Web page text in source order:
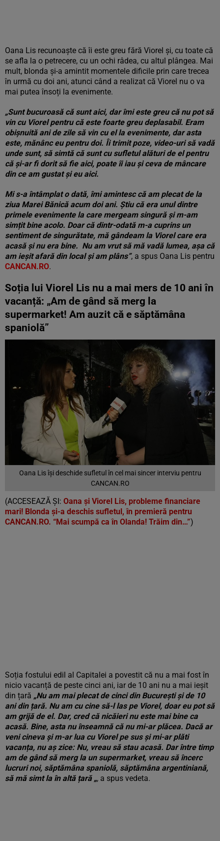
Oana Lis recunoaște că îi este greu fără Viorel și, cu toate că
se afla la o petrecere, cu un ochi râdea, cu altul plângea. Mai
mult, blonda și-a amintit momentele dificile prin care trecea
în urmă cu doi ani, atunci când a realizat că Viorel nu o va
mai putea însoți la evenimente.
„Sunt bucuroasă că sunt aici, dar îmi este greu că nu pot să
vin cu Viorel pentru că este foarte greu deplasabil. Eram
obișnuită ani de zile să vin cu el la evenimente, dar asta
este, mănânc eu pentru doi. Îi trimit poze, video-uri să vadă
unde sunt, să simtă că sunt cu sufletul alături de el pentru
că și-ar fi dorit să fie aici, poate îi iau și ceva de mâncare
din ce am gustat și eu aici.
Mi s-a întâmplat o dată, îmi amintesc că am plecat de la
ziua Marei Bănică acum doi ani. Știu că era unul dintre
primele evenimente la care mergeam singură și m-am
simțit bine acolo. Doar că dintr-odată m-a cuprins un
sentiment de singurătate, mă gândeam la Viorel care era
acasă și nu era bine. Nu am vrut să mă vadă lumea, așa că
am ieșit afară din local și am plâns”, a spus Oana Lis pentru
CANCAN.RO.
Soția lui Viorel Lis nu a mai mers de 10 ani în
vacanță: „Am de gând să merg la
supermarket! Am auzit că e săptămâna
spaniolă”
Oana Lis își deschide sufletul în cel mai sincer interviu pentru
CANCAN.RO
(ACCESEAZĂ ȘI: Oana și Viorel Lis, probleme financiare
mari! Blonda și-a deschis sufletul, în premieră pentru
CANCAN.RO. “Mai scumpă ca în Olanda! Trăim din…”)
Soția fostului edil al Capitalei a povestit că nu a mai fost în
nicio vacanță de peste cinci ani, iar de 10 ani nu a mai ieșit
din țară „Nu am mai plecat de cinci din București și de 10
ani din țară. Nu am cu cine să-l las pe Viorel, doar eu pot să
am grijă de el. Dar, cred că nicăieri nu este mai bine ca
acasă. Bine, asta nu înseamnă că nu mi-ar plăcea. Dacă ar
veni cineva și m-ar lua cu Viorel pe sus și mi-ar plăti
vacanța, nu aș zice: Nu, vreau să stau acasă. Dar între timp
am de gând să merg la un supermarket, vreau să încerc
lucruri noi, săptămâna spaniolă, săptămâna argentiniană,
să mă simt la în altă țară „, a spus vedeta.